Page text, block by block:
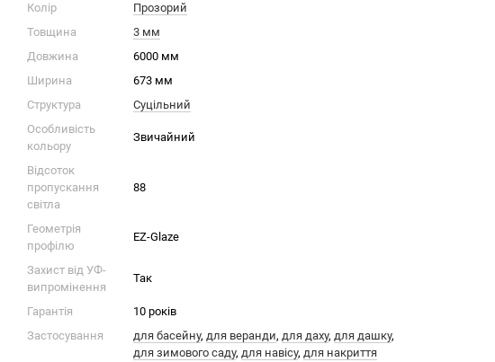
Колір
Прозорий
Товщина
3 мм
Довжина
6000 мм
Ширина
673 мм
Структура
Суцільний
Особливість
кольору
Звичайний
Відсоток
пропускання
світла
88
Геометрія
профілю
EZ-Glaze
Захист від УФ-
випромінення
Так
Гарантія
10 років
Застосування
для басейну, для веранди, для даху, для дашку,
для зимового саду, для навісу, для накриття